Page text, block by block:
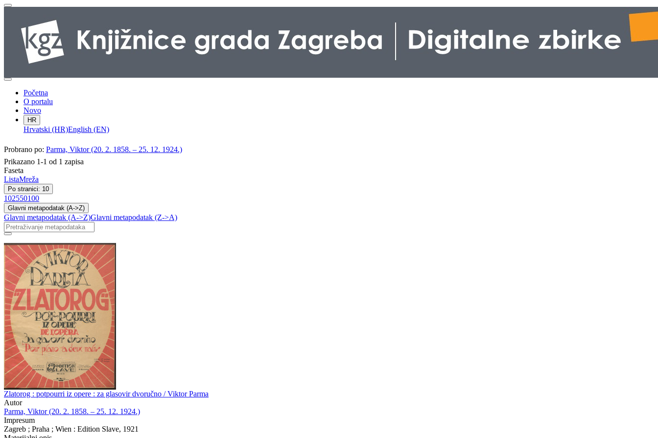
Početna
O portalu
Novo
HR
Hrvatski (HR)English (EN)
Probrano po: Parma, Viktor (20. 2. 1858. – 25. 12. 1924.)
Prikazano 1-1 od 1 zapisa
Faseta
ListaMreža
Po stranici: 10
102550100
Glavni metapodatak (A->Z)
Glavni metapodatak (A->Z)Glavni metapodatak (Z->A)
Zlatorog : potpourri iz opere : za glasovir dvoručno / Viktor Parma
Autor
Parma, Viktor (20. 2. 1858. – 25. 12. 1924.)
Impresum
Zagreb ; Praha ; Wien : Edition Slave, 1921